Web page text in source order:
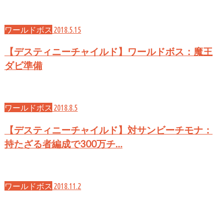
ワールドボス 2018.5.15
【デスティニーチャイルド】ワールドボス：魔王
ダビ準備
ワールドボス 2018.8.5
【デスティニーチャイルド】対サンビーチモナ：
持たざる者編成で300万チ…
ワールドボス 2018.11.2